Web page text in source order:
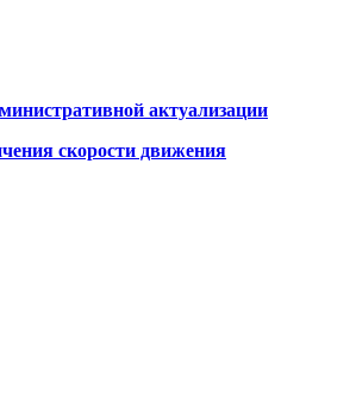
актуализации
скорости движения